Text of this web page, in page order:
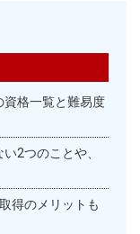
資格一覧と難易度
2つのことや、
得のメリットも